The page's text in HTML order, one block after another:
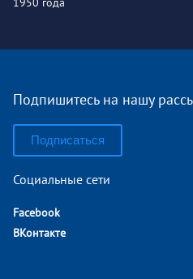
Подпишитесь на нашу
Подписаться
Социальные сети
Facebook
ВКонтакте